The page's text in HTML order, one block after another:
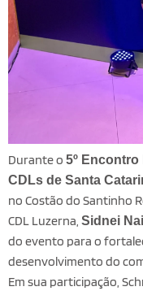
Durante o 5º
CDLs de Santa
no Costão do Santinho
CDL Luzerna, Sidnei
do evento para o
desenvolvimento do
Em sua participação,